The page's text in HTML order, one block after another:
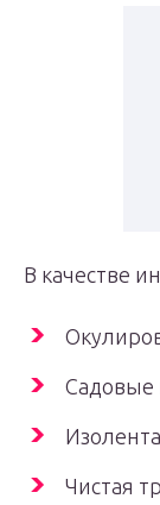
В качестве
Чистая